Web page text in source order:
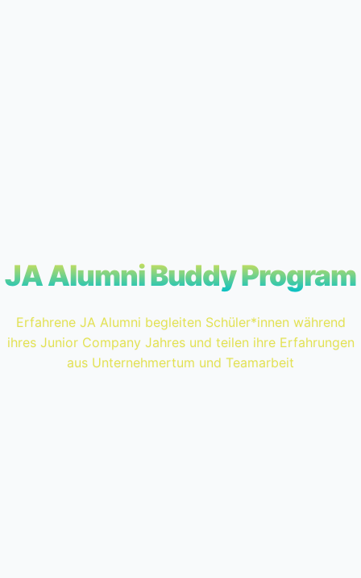
JA Alumni Buddy Program
Erfahrene JA Alumni begleiten Schüler*innen während
ihres Junior Company Jahres und teilen ihre Erfahrungen
aus Unternehmertum und Teamarbeit